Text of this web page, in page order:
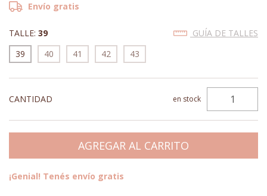
Envío gratis
TALLE: 39
GUÍA DE TALLES
39
40 41 42 43
CANTIDAD en stock
¡Genial! Tenés envío gratis